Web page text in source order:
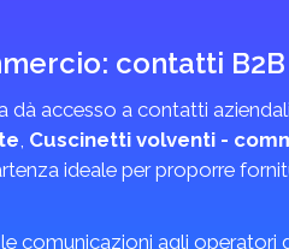
contatti
dà accesso a contatti
, Cuscinetti volventi -
ideale per proporre
comunicazioni agli